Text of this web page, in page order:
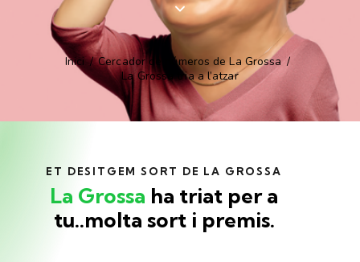
Inici Cercador de números deLa Grossa
La Grossatria a l’atzar
ET DESITGEM SORT DE LA GROSSA
La Grossa ha triat per a
tu..molta sort i premis.